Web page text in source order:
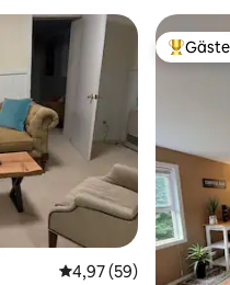
Durchschnittliche
4,97 (59)